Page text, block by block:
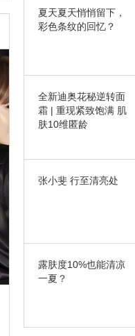
夏天夏天悄悄留下，
彩色条纹的回忆？
全新迪奥花秘逆转面
霜 | 重现紧致饱满 肌
肤10维匿龄
张小斐 行至清亮处
露肤度10%也能清凉
一夏？